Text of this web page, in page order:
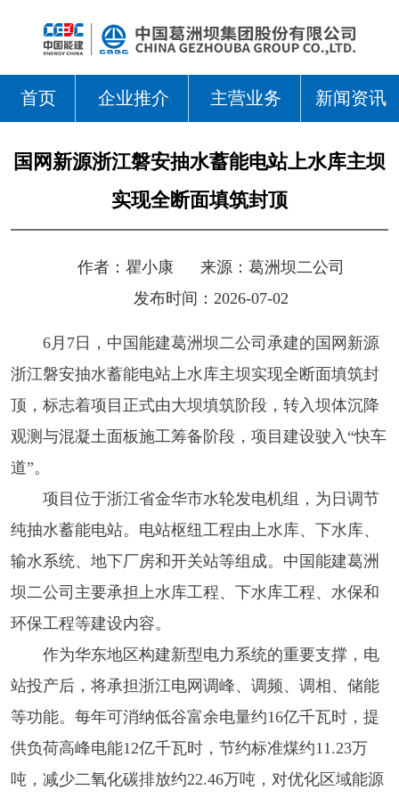
首页 企业推介 主营业务 新闻资讯
国网新源浙江磐安抽水蓄能电站上水库主坝
实现全断面填筑封顶
作者： 瞿小康 来源： 葛洲坝二公司
发布时间：2026-07-02
6月7日， 中国能建葛洲坝二公司承建的 国网新源
浙江磐安抽水蓄能电站上水库主坝实现全断面填筑封
顶， 标志着项目正式由大坝填筑阶段，转入坝体沉降
观测与混凝土面板施工筹备阶段，项目建设驶入“快车
道”。
项目位于浙江省金华市水轮发电机组 ，为日调节
纯抽水蓄能电站。电站枢纽工程由上水库、下水库、
输水系统、地下厂房和开关站等组成。中国能建葛洲
坝二公司主要承担上水库工程、下水库工程、水保和
环保工程等建设内容。
作为华东地区构建新型电力系统的重要支撑，电
站投产后，将承担浙江电网调峰、调频、调相、储能
等功能。每年可消纳低谷富余电量约16亿千瓦时，提
供负荷高峰电能12亿千瓦时，节约标准煤约11.23万
吨，减少二氧化碳排放约22.46万吨，对优化区域能源